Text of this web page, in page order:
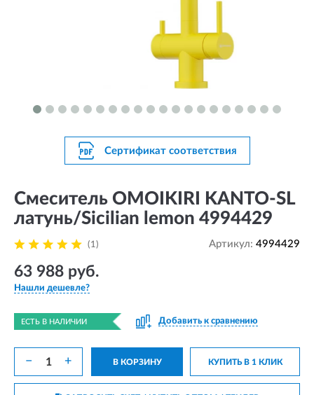
Сертификат соответствия
Смеситель OMOIKIRI KANTO-SL
латунь/Sicilian lemon 4994429
(1) Артикул: 4994429
63 988 руб.
Нашли дешевле?
ЕСТЬ В НАЛИЧИИ Добавить к сравнению
− + В КОРЗИНУ КУПИТЬ В 1 КЛИК